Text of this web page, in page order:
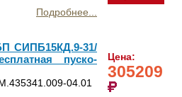
Подробнее...
Цена:
305209
СИПБ15КД.9-31/
пуско-
04.01